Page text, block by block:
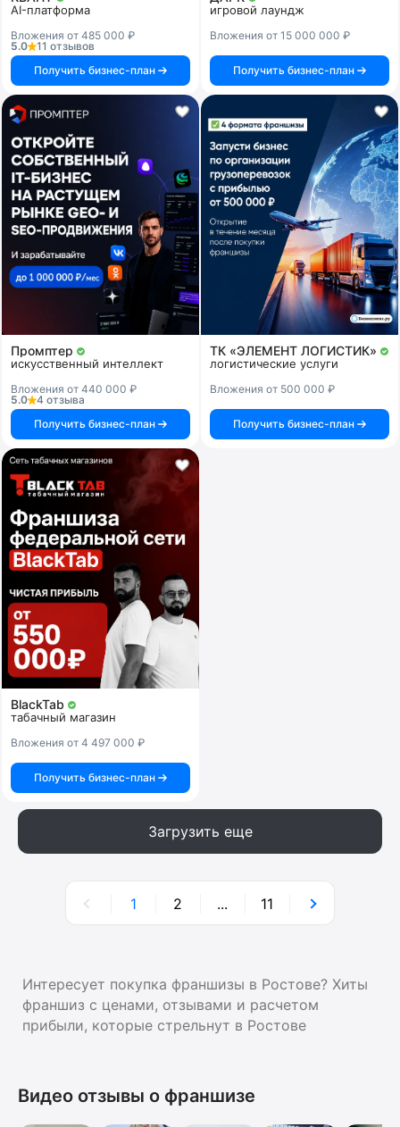
AI-платформа
Вложения от 485 000 ₽
5.0
11 отзывов
Получить бизнес-план
игровой лаундж
Вложения от 15 000 000 ₽
Получить бизнес-план
Промптер
искусственный интеллект
Вложения от 440 000 ₽
5.0
4 отзыва
Получить бизнес-план
ТК «ЭЛЕМЕНТ ЛОГИСТИК»
логистические услуги
Вложения от 500 000 ₽
Получить бизнес-план
BlackTab
табачный магазин
Вложения от 4 497 000 ₽
Получить бизнес-план
Загрузить еще
1 2 ... 11
Интересует покупка франшизы в Ростове? Хиты
франшиз с ценами, отзывами и расчетом
прибыли, которые стрельнут в Ростове
Видео отзывы о франшизе